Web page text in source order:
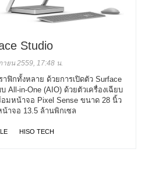
Studio
ยน 2559, 17:48 น.
าฟิกทั้งหลาย ด้วยการเปิดตัว Surface
All-in-One (AIO) ด้วยตัวเครื่องเฉียบ
มหน้าจอ Pixel Sense ขนาด 28 นิ้ว
น้าจอ 13.5 ล้านพิกเซล
HISO TECH